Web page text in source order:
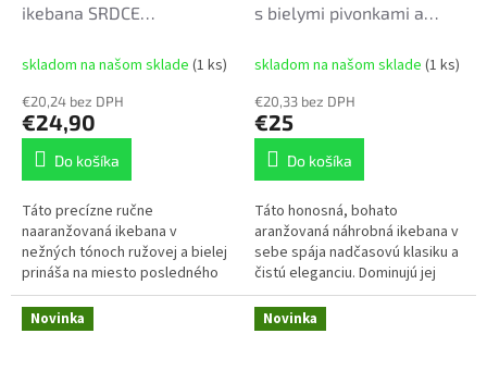
ikebana SRDCE
skladom na našom sklade (1 ks)
€20,24 bez DPH
€24,90
Do košíka
Táto precízne ručne
naaranžovaná ikebana v
nežných tónoch ružovej a bielej
prináša na miesto posledného
odpočinku pokoj a nehu.
Dominujú jej plné ružové a čisté
biele ruže,...
s bielymi pivonkami a
skladom na našom sklade (1 ks)
€20,33 bez DPH
€25
Do košíka
Táto honosná, bohato
aranžovaná náhrobná ikebana v
sebe spája nadčasovú klasiku a
čistú eleganciu. Dominujú jej
veľké, bohato rozkvitnuté biele
pivonky a jemné biele ruže,
ktoré...
Novinka Novinka